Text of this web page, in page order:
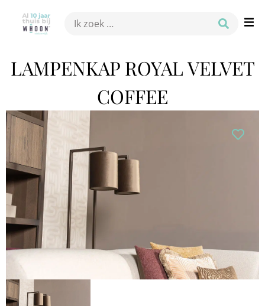
LAMPENKAP ROYAL VELVET
COFFEE